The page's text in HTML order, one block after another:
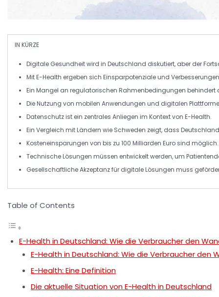
IN KÜRZE
Digitale Gesundheitwird in Deutschland diskutiert, aber der
MitE-Health ergeben sich Einsparpotenziale und
Ein Mangel an regulatorischen Rahmenbedingungen behindert
Die Nutzung von mobilen Anwendungen und digitalen
Datenschutzist ein zentrales Anliegen im Kontext von E-Health.
Ein Vergleich mit Ländern wie Schweden zeigt, dass
Kosteneinsparungen von bis zu 100 Milliarden Euro sind möglich.
Technische Lösungen müssen entwickelt werden, um
GesellschaftlicheAkzeptanzfür digitale Lösungen muss
Table of Contents
E-Health in Deutschland: Wie die Verbraucher den
E-Health in Deutschland: Wie die Verbraucher den
E-Health: Eine Definition
Die aktuelle Situation von E-Health in Deutschland